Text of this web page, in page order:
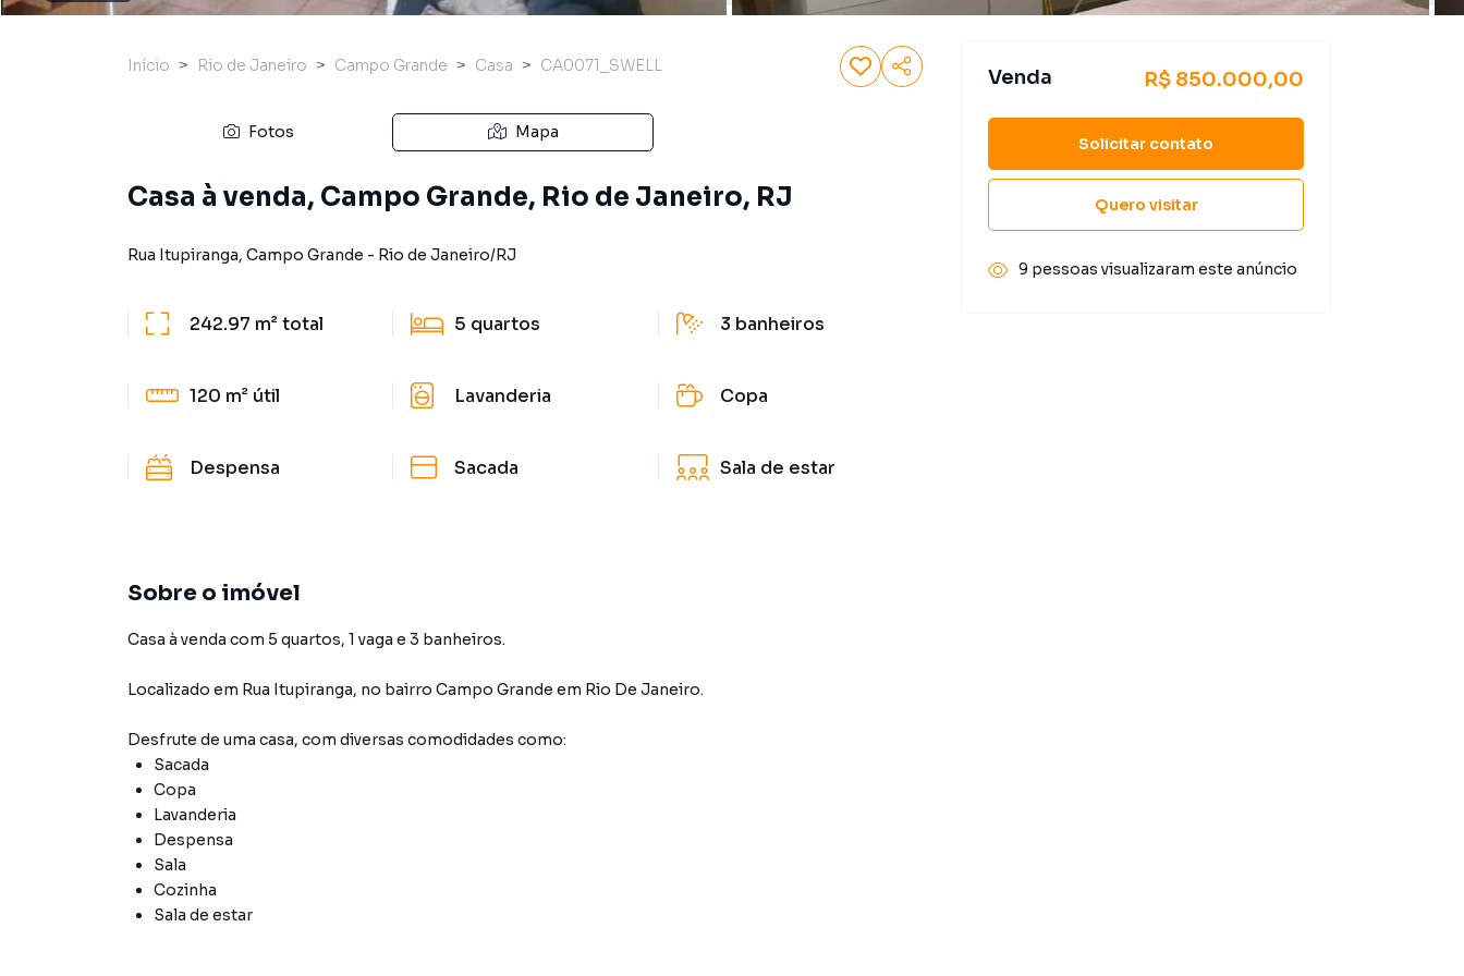
Início Rio de Janeiro Campo Grande Casa CA0071_SWELL
Fotos Mapa
Casa à venda, Campo Grande, Rio de Janeiro, RJ
Rua Itupiranga, Campo Grande - Rio de Janeiro/RJ
242.97 m²total 5 quartos 3 banheiros
120 m² útil Lavanderia Copa
Despensa Sacada Sala de estar
Sobre o imóvel
Casa à venda com 5 quartos, 1 vaga e 3 banheiros.
Localizado em Rua Itupiranga, no bairro Campo Grande em Rio De Janeiro.
Desfrute de uma casa, com diversas comodidades como:
Sacada
Copa
Lavanderia
Despensa
Sala
Cozinha
Sala de estar
Venda R$ 850.000,00
Solicitar contato
Quero visitar
9 pessoas visualizaram este anúncio